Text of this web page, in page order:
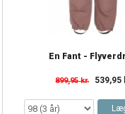
En Fant -
899,95 kr. 539,95